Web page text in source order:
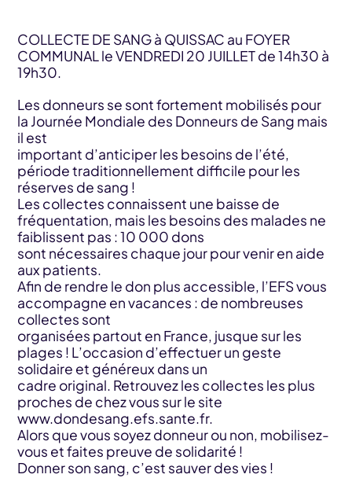
COLLECTE DE SANG à QUISSAC au FOYER
COMMUNAL le VENDREDI 20 JUILLET de 14h30 à
19h30.
Les donneurs se sont fortement mobilisés pour
la Journée Mondiale des Donneurs de Sang mais
il est
important d’anticiper les besoins de l’été,
période traditionnellement difficile pour les
réserves de sang !
Les collectes connaissent une baisse de
fréquentation, mais les besoins des malades ne
faiblissent pas : 10 000 dons
sont nécessaires chaque jour pour venir en aide
aux patients.
Afin de rendre le don plus accessible, l’EFS vous
accompagne en vacances : de nombreuses
collectes sont
organisées partout en France, jusque sur les
plages ! L’occasion d’effectuer un geste
solidaire et généreux dans un
cadre original. Retrouvez les collectes les plus
proches de chez vous sur le site
www.dondesang.efs.sante.fr.
Alors que vous soyez donneur ou non, mobilisez-
vous et faites preuve de solidarité !
Donner son sang, c’est sauver des vies !